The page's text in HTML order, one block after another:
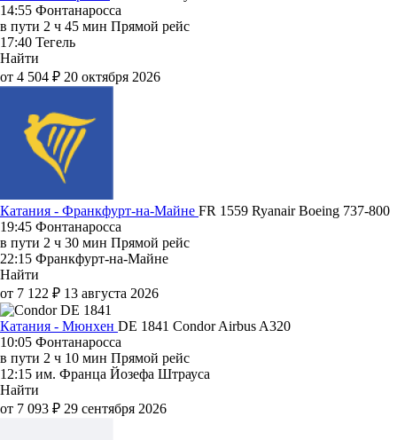
14:55 Фонтанаросса
в пути 2 ч 45 мин Прямой рейс
17:40 Тегель
Найти
от 4 504 ₽ 20 октября 2026
Катания - Франкфурт-на-Майне FR 1559 RyanairBoeing 737-800
19:45 Фонтанаросса
в пути 2 ч 30 мин Прямой рейс
22:15 Франкфурт-на-Майне
Найти
от 7 122 ₽ 13 августа 2026
Катания - Мюнхен DE 1841 CondorAirbus A320
10:05 Фонтанаросса
в пути 2 ч 10 мин Прямой рейс
12:15 им. Франца Йозефа Штрауса
Найти
от 7 093 ₽ 29 сентября 2026